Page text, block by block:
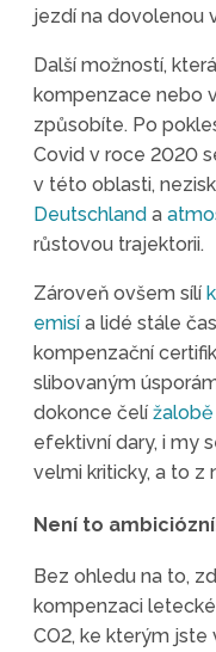
jezdí na dovolenou
Další možností,
kompenzace nebo
způsobíte. Po
Covid v roce 2020
v této oblasti,
Deutschland a
růstovou trajektorii.
Zároveň ovšem sílí
emisí a lidé stále
kompenzační
slibovaným
dokonce čelí
efektivní dary, i my
velmi kriticky, a to z
Není to
Bez ohledu na to,
kompenzaci
CO2, ke kterým jste